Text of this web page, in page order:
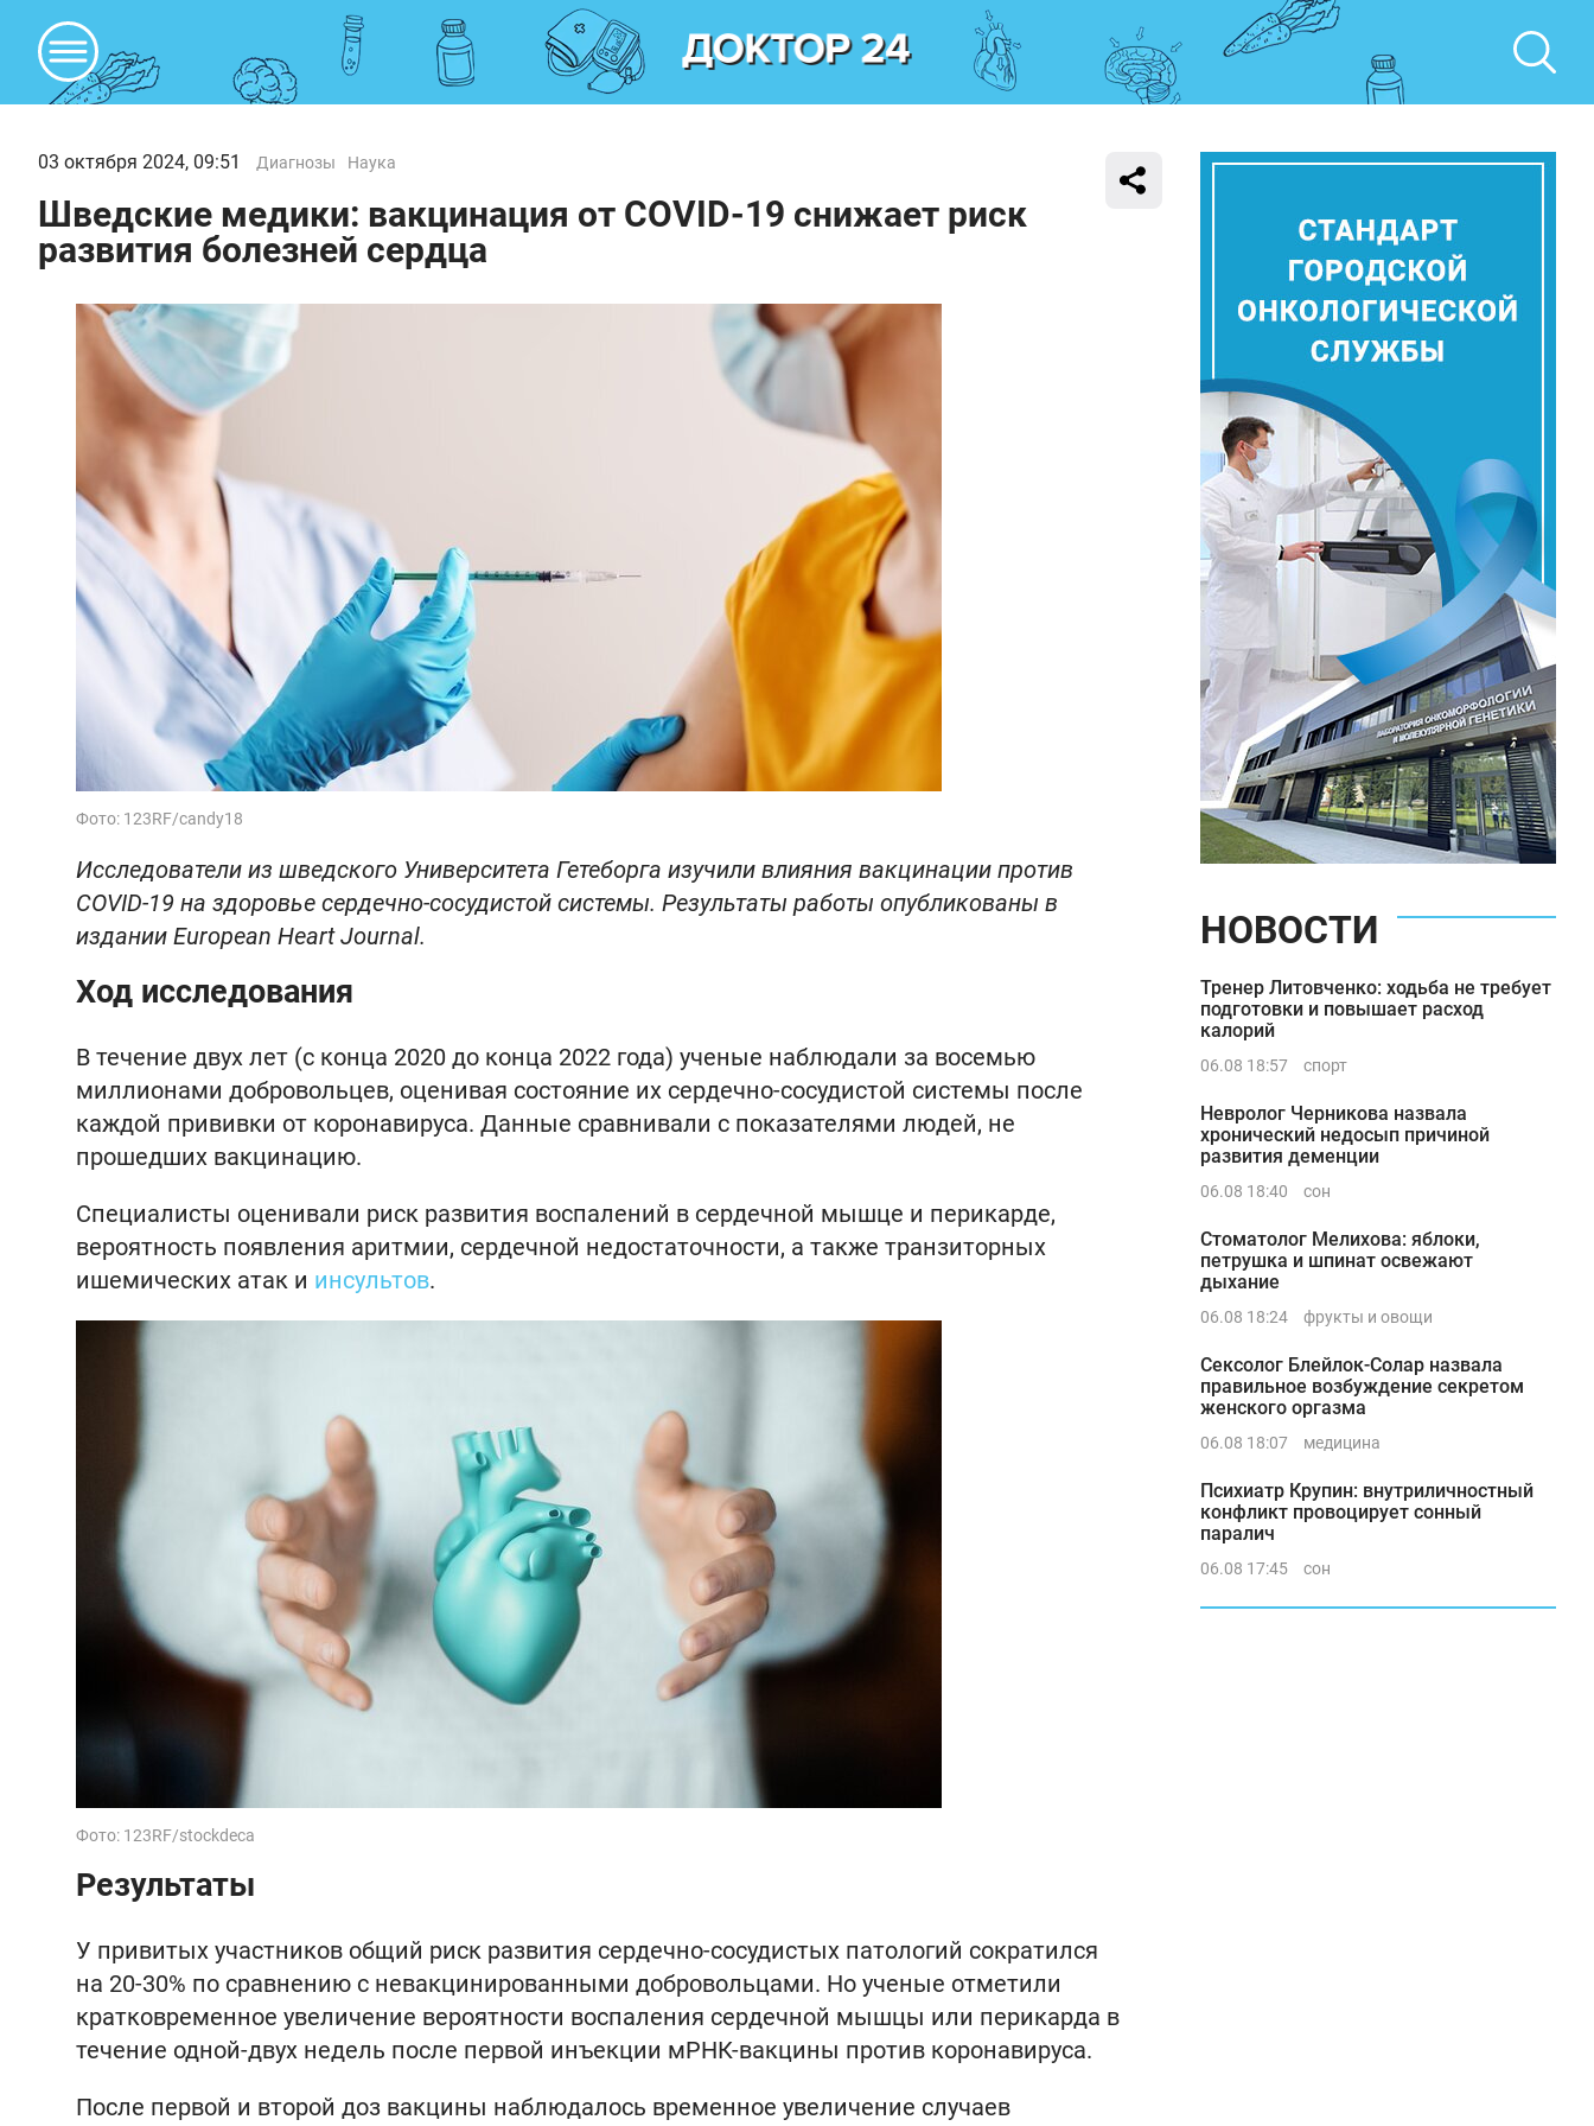
03 октября 2024, 09:51 Диагнозы Наука
Шведские медики: вакцинация от COVID-19 снижает риск
развития болезней сердца
Фото: 123RF/candy18
Исследователи из шведского Университета Гетеборга изучили влияния вакцинации против
COVID-19 на здоровье сердечно-сосудистой системы. Результаты работы опубликованы в
издании European Heart Journal.
Ход исследования
В течение двух лет (с конца 2020 до конца 2022 года) ученые наблюдали за восемью
миллионами добровольцев, оценивая состояние их сердечно-сосудистой системы после
каждой прививки от коронавируса. Данные сравнивали с показателями людей, не
прошедших вакцинацию.
Специалисты оценивали риск развития воспалений в сердечной мышце и перикарде,
вероятность появления аритмии, сердечной недостаточности, а также транзиторных
ишемических атак и инсультов.
Фото: 123RF/stockdeca
Результаты
У привитых участников общий риск развития сердечно-сосудистых патологий сократился
на 20-30% по сравнению с невакцинированными добровольцами. Но ученые отметили
кратковременное увеличение вероятности воспаления сердечной мышцы или перикарда в
течение одной-двух недель после первой инъекции мРНК-вакцины против коронавируса.
После первой и второй доз вакцины наблюдалось временное увеличение случаев
НОВОСТИ
Тренер Литовченко: ходьба не требует
подготовки и повышает расход
калорий
06.08 18:57 спорт
Невролог Черникова назвала
хронический недосып причиной
развития деменции
06.08 18:40 сон
Стоматолог Мелихова: яблоки,
петрушка и шпинат освежают
дыхание
06.08 18:24 фрукты и овощи
Сексолог Блейлок-Солар назвала
правильное возбуждение секретом
женского оргазма
06.08 18:07 медицина
Психиатр Крупин: внутриличностный
конфликт провоцирует сонный
паралич
06.08 17:45 сон